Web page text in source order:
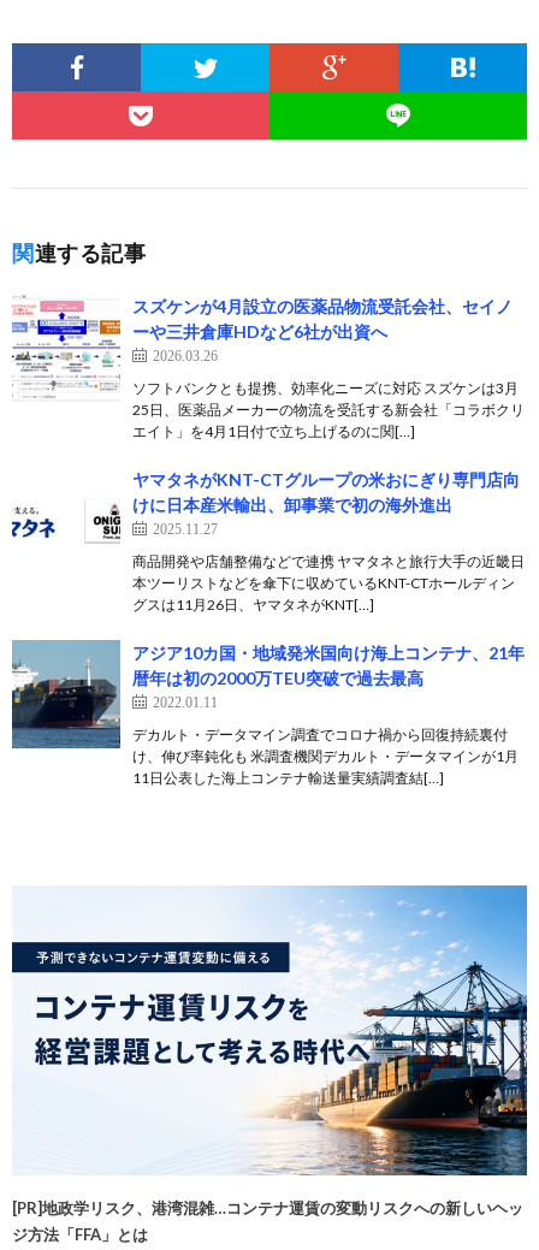
関連する記事
スズケンが4月設立の医薬品物流受託会社、セイノ
ーや三井倉庫HDなど6社が出資へ
2026.03.26
ソフトバンクとも提携、効率化ニーズに対応 スズケンは3月
25日、医薬品メーカーの物流を受託する新会社「コラボクリ
エイト」を4月1日付で立ち上げるのに関[…]
ヤマタネがKNT-CTグループの米おにぎり専門店向
けに日本産米輸出、卸事業で初の海外進出
2025.11.27
商品開発や店舗整備などで連携 ヤマタネと旅行大手の近畿日
本ツーリストなどを傘下に収めているKNT-CTホールディン
グスは11月26日、ヤマタネがKNT[…]
アジア10カ国・地域発米国向け海上コンテナ、21年
暦年は初の2000万TEU突破で過去最高
2022.01.11
デカルト・データマイン調査でコロナ禍から回復持続裏付
け、伸び率鈍化も 米調査機関デカルト・データマインが1月
11日公表した海上コンテナ輸送量実績調査結[…]
[PR]地政学リスク、港湾混雑…コンテナ運賃の変動リスクへの新しいヘッ
ジ方法「FFA」とは